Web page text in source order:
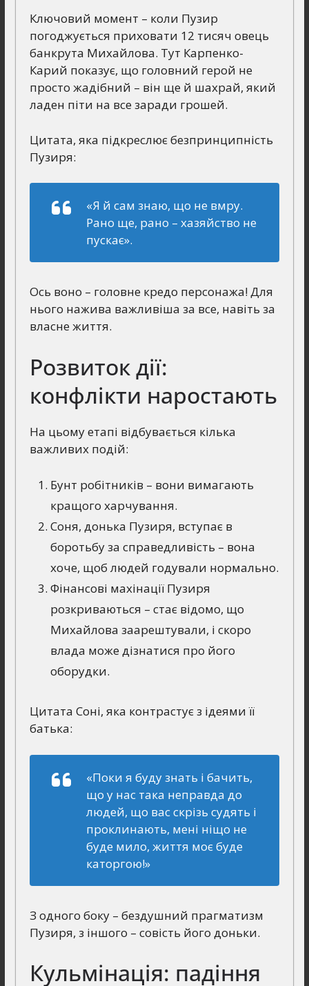
Ключовий момент – коли Пузир
погоджується приховати 12 тисяч овець
банкрута Михайлова. Тут Карпенко-
Карий показує, що головний герой не
просто жадібний – він ще й шахрай, який
ладен піти на все заради грошей.
Цитата, яка підкреслює безпринципність
Пузиря:
«Я й сам знаю, що не вмру.
Рано ще, рано – хазяйство не
пускає».
Ось воно – головне кредо персонажа! Для
нього нажива важливіша за все, навіть за
власне життя.
Розвиток дії:
конфлікти наростають
На цьому етапі відбувається кілька
важливих подій:
Бунт робітників – вони вимагають
кращого харчування.
Соня, донька Пузиря, вступає в
боротьбу за справедливість – вона
хоче, щоб людей годували нормально.
Фінансові махінації Пузиря
розкриваються – стає відомо, що
Михайлова заарештували, і скоро
влада може дізнатися про його
оборудки.
Цитата Соні, яка контрастує з ідеями її
батька:
«Поки я буду знать і бачить,
що у нас така неправда до
людей, що вас скрізь судять і
проклинають, мені ніщо не
буде мило, життя моє буде
каторгою!»
З одного боку – бездушний прагматизм
Пузиря, з іншого – совість його доньки.
Кульмінація: падіння